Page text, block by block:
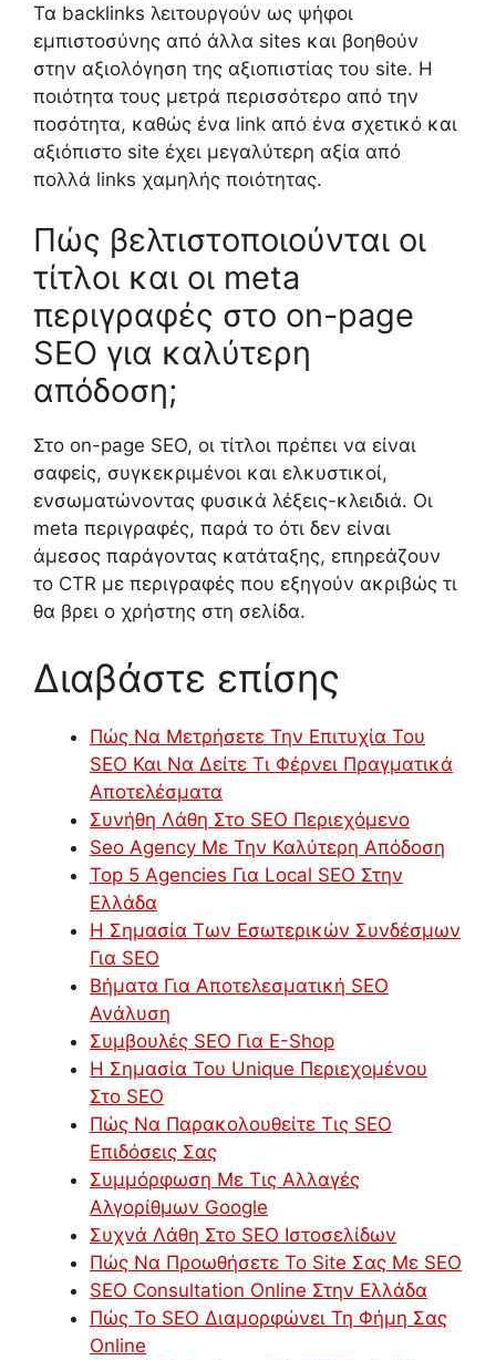
Τα backlinks λειτουργούν ως ψήφοι
εμπιστοσύνης από άλλα sites και βοηθούν
στην αξιολόγηση της αξιοπιστίας του site. Η
ποιότητα τους μετρά περισσότερο από την
ποσότητα, καθώς ένα link από ένα σχετικό και
αξιόπιστο site έχει μεγαλύτερη αξία από
πολλά links χαμηλής ποιότητας.
Πώς βελτιστοποιούνται οι
τίτλοι και οι meta
περιγραφές στο on-page
SEO για καλύτερη
απόδοση;
Στο on-page SEO, οι τίτλοι πρέπει να είναι
σαφείς, συγκεκριμένοι και ελκυστικοί,
ενσωματώνοντας φυσικά λέξεις-κλειδιά. Οι
meta περιγραφές, παρά το ότι δεν είναι
άμεσος παράγοντας κατάταξης, επηρεάζουν
το CTR με περιγραφές που εξηγούν ακριβώς τι
θα βρει ο χρήστης στη σελίδα.
Διαβάστε επίσης
Πώς Να Μετρήσετε Την Επιτυχία Του
SEO Και Να Δείτε Τι Φέρνει Πραγματικά
Αποτελέσματα
Συνήθη Λάθη Στο SEO Περιεχόμενο
Seo Agency Με Την Καλύτερη Απόδοση
Top 5 Agencies Για Local SEO Στην
Ελλάδα
Η Σημασία Των Εσωτερικών Συνδέσμων
Για SEO
Βήματα Για Αποτελεσματική SEO
Ανάλυση
Συμβουλές SEO Για E-Shop
Η Σημασία Του Unique Περιεχομένου
Στο SEO
Πώς Να Παρακολουθείτε Τις SEO
Επιδόσεις Σας
Συμμόρφωση Με Τις Αλλαγές
Αλγορίθμων Google
Συχνά Λάθη Στο SEO Ιστοσελίδων
Πώς Να Προωθήσετε Το Site Σας Με SEO
SEO Consultation Online Στην Ελλάδα
Πώς Το SEO Διαμορφώνει Τη Φήμη Σας
Online